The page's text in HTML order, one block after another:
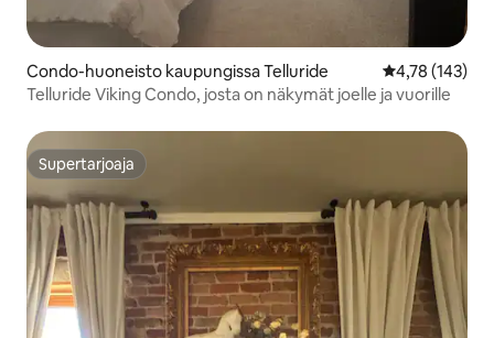
Condo-huoneisto kaupungissa Telluride
4,78 (143)
Telluride Viking Condo, josta on näkymät joelle ja vuorille
Supertarjoaja
Supertarjoaja